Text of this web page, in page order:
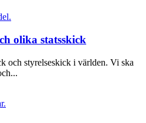
olika statsskick
och styrelseskick i världen. Vi ska